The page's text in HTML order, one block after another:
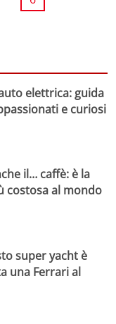
elettrica: guida
e curiosi
il… caffè: è la
costosa al mondo
super yacht è
una Ferrari al